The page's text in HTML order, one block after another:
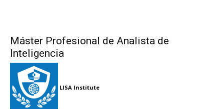
Máster Profesional de Analista de
Inteligencia
LISA Institute